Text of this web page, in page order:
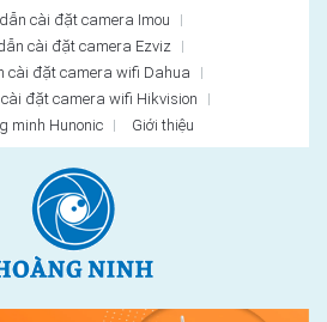
cài đặt camera Imou
cài đặt camera Ezviz
cài đặt camera wifi Dahua
đặt camera wifi Hikvision
minh Hunonic
Giới thiệu